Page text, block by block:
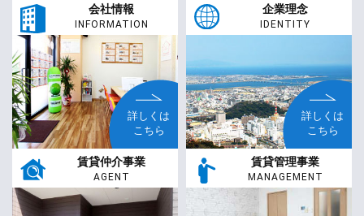
会社情報
INFORMATION
詳しくは
こちら
企業理念
IDENTITY
詳しくは
こちら
賃貸仲介事業
AGENT
賃貸管理事業
MANAGEMENT